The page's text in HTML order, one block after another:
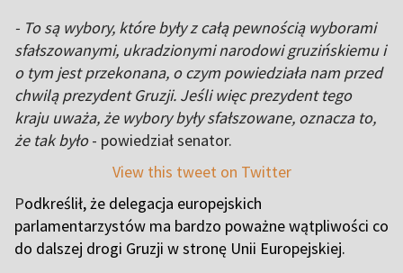
- To są wybory, które były z całą pewnością wyborami
sfałszowanymi, ukradzionymi narodowi gruzińskiemu i
o tym jest przekonana, o czym powiedziała nam przed
chwilą prezydent Gruzji. Jeśli więc prezydent tego
kraju uważa, że wybory były sfałszowane, oznacza to,
że tak było- powiedział senator.
View this tweet on Twitter
Podkreślił, że delegacja europejskich
parlamentarzystów ma bardzo poważne wątpliwości co
do dalszej drogi Gruzji w stronę Unii Europejskiej.